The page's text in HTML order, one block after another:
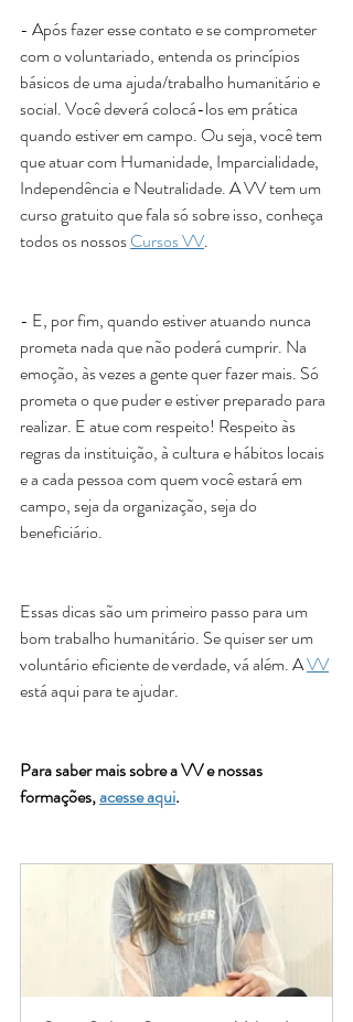
- Após fazer esse contato e se comprometer
com o voluntariado, entenda os princípios
básicos de uma ajuda/trabalho humanitário e
social. Você deverá colocá-los em prática
quando estiver em campo. Ou seja, você tem
que atuar com Humanidade, Imparcialidade,
Independência e Neutralidade. A VV tem um
curso gratuito que fala só sobre isso, conheça
todos os nossos Cursos VV.
- E, por fim, quando estiver atuando nunca
prometa nada que não poderá cumprir. Na
emoção, às vezes a gente quer fazer mais. Só
prometa o que puder e estiver preparado para
realizar. E atue com respeito! Respeito às
regras da instituição, à cultura e hábitos locais
e a cada pessoa com quem você estará em
campo, seja da organização, seja do
beneficiário.
Essas dicas são um primeiro passo para um
bom trabalho humanitário. Se quiser ser um
voluntário eficiente de verdade, vá além. A VV
está aqui para te ajudar.
Para saber mais sobre a VV e nossas
formações, acesse aqui.